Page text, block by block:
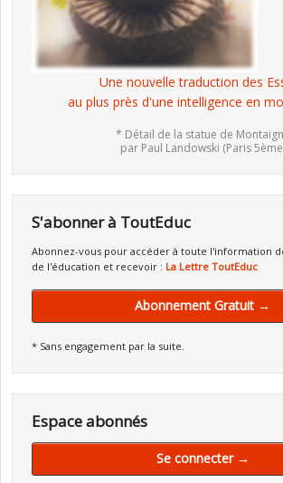
Une nouvelle traduction des
au plus près d'une intelligence en
* Détail de la statue de
par Paul Landowski (Paris
S'abonner à ToutEduc
Abonnez-vous pour accéder à toute l'information
de l'éducation et recevoir : La Lettre ToutEduc
Abonnement Gratuit →
* Sans engagement par la suite.
Espace abonnés
Se connecter →